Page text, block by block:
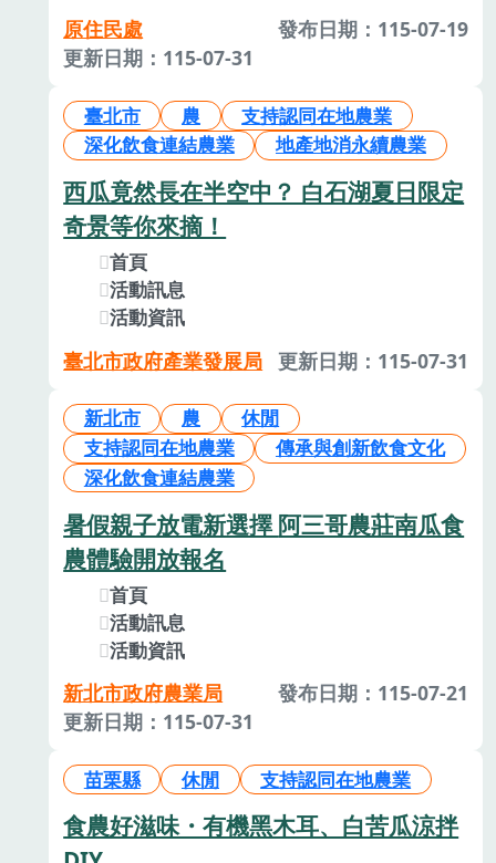
原住民處
發布日期：115-07-19
更新日期：115-07-31
臺北市 農
支持認同在地農業
深化飲食連結農業
地產地消永續農業
西瓜竟然長在半空中？ 白石湖夏日限定
奇景等你來摘！
首頁
活動訊息
活動資訊
臺北市政府產業發展局 更新日期：115-07-31
新北市 農
休閒
支持認同在地農業
傳承與創新飲食文化
深化飲食連結農業
暑假親子放電新選擇 阿三哥農莊南瓜食
農體驗開放報名
首頁
活動訊息
活動資訊
新北市政府農業局
發布日期：115-07-21
更新日期：115-07-31
苗栗縣 休閒 支持認同在地農業
食農好滋味・有機黑木耳、白苦瓜涼拌